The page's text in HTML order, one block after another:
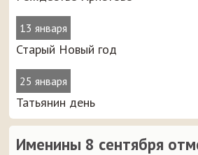
13 января
Старый Новый год
25 января
Татьянин день
Именины 8 сентября